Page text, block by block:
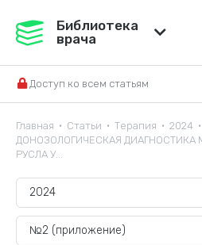
Медвестник
Справочник ЛС
Библиотека
врача
Доступ ко всем статьям
Главная • Статьи • Терапия • 2024 •
ДОНОЗОЛОГИЧЕСКАЯ ДИАГНОСТИКА
РУСЛА У...
2024
№2 (приложение)